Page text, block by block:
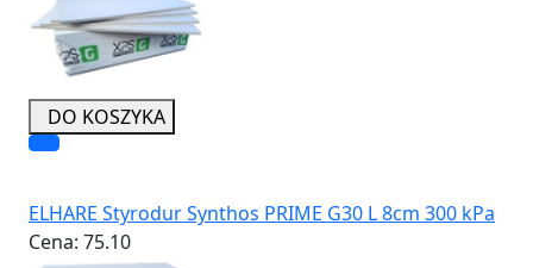
DO KOSZYKA
ELHARE Styrodur Synthos PRIME G30 L 8cm 300 kPa
Cena: 75.10